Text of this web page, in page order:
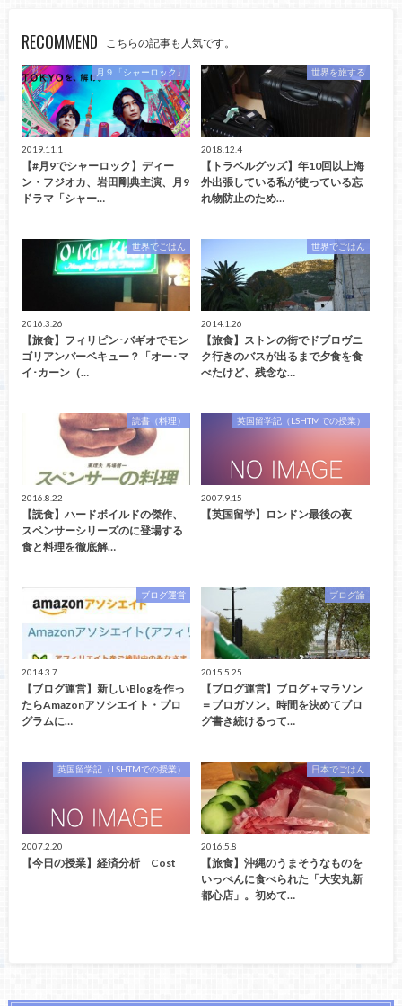
RECOMMEND こちらの記事も人気です。
月９「シャーロック」
2019.11.1
【#月9でシャーロック】ディー
ン・フジオカ、岩田剛典主演、月9
ドラマ「シャー…
世界を旅する
2018.12.4
【トラベルグッズ】年10回以上海
外出張している私が使っている忘
れ物防止のため…
世界でごはん
2016.3.26
【旅食】フィリピン･バギオでモン
ゴリアンバーベキュー？「オー･マ
イ･カーン（…
世界でごはん
2014.1.26
【旅食】ストンの街でドブロヴニ
ク行きのバスが出るまで夕食を食
べたけど、残念な…
読書（料理）
2016.8.22
【読食】ハードボイルドの傑作、
スペンサーシリーズのに登場する
食と料理を徹底解…
英国留学記（LSHTMでの授業）
2007.9.15
【英国留学】ロンドン最後の夜
ブログ運営
2014.3.7
【ブログ運営】新しいBlogを作っ
たらAmazonアソシエイト・プロ
グラムに…
ブログ論
2015.5.25
【ブログ運営】ブログ＋マラソン
＝ブロガソン。時間を決めてブロ
グ書き続けるって…
英国留学記（LSHTMでの授業）
2007.2.20
【今日の授業】経済分析 Cost
日本でごはん
2016.5.8
【旅食】沖縄のうまそうなものを
いっぺんに食べられた「大安丸新
都心店」。初めて…